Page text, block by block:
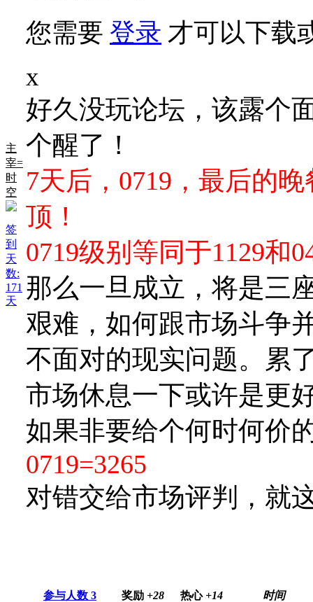
主
宰=
时
空
签
到
天
数:
171
天
您需要 登录 才可以下载
x
好久没玩论坛，该露个
个醒了！
7天后，0719，最后的
顶！
0719级别等同于1129和
那么一旦成立，将是三
艰难，如何跟市场斗争
不面对的现实问题。累
市场休息一下或许是更
如果非要给个何时何价
0719=3265
对错交给市场评判，就
参与人数 3 奖励 +28 热心 +14
时间